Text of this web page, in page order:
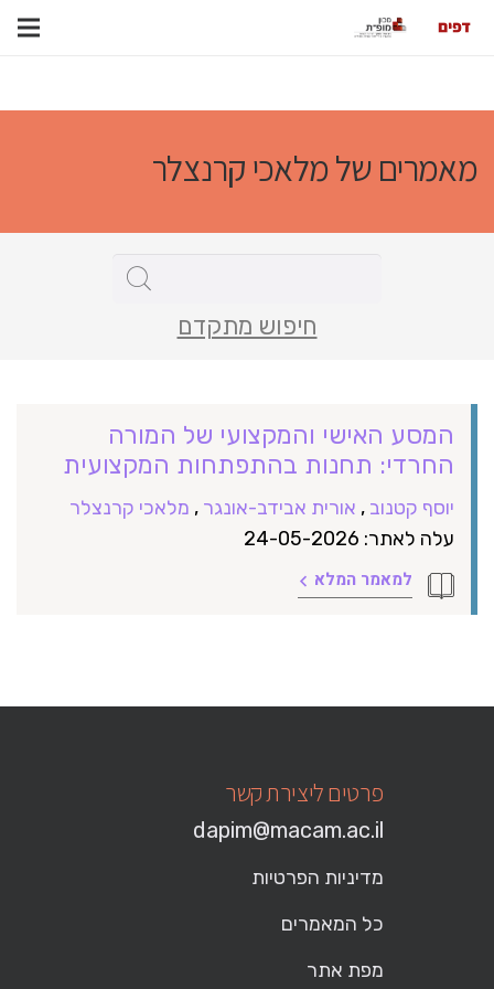
מאמרים של מלאכי קרנצלר
חיפוש מתקדם
המסע האישי והמקצועי של המורה
החרדי: תחנות בהתפתחות המקצועית
יוסף קטנוב , אורית אבידב-אונגר , מלאכי קרנצלר
עלה לאתר: 24-05-2026
למאמר המלא
פרטים ליצירת קשר
dapim@macam.ac.il
מדיניות הפרטיות
כל המאמרים
מפת אתר